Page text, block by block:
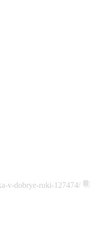
v-dobrye-ruki-127474/